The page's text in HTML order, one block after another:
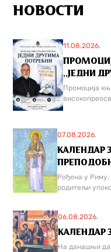
НОВОСТИ
11.08.2026.
,,ЈЕДНИ
Промоција
07.08.2026.
КАЛЕНДАР
Рођена у Риму,
родитељи
06.08.2026.
КАЛЕНДАР
На данашњи